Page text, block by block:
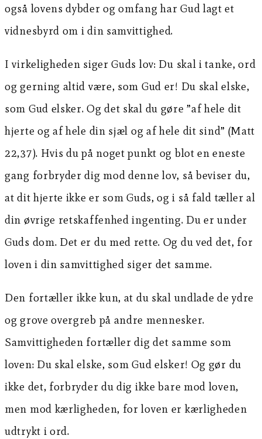
også lovens dybder og omfang har Gud lagt et
vidnesbyrd om i din samvittighed.
I virkeligheden siger Guds lov: Du skal i tanke, ord
og gerning altid være, som Gud er! Du skal elske,
som Gud elsker. Og det skal du gøre ”af hele dit
hjerte og af hele din sjæl og af hele dit sind” (Matt
22,37). Hvis du på noget punkt og blot en eneste
gang forbryder dig mod denne lov, så beviser du,
at dit hjerte ikke er som Guds, og i så fald tæller al
din øvrige retskaffenhed ingenting. Du er under
Guds dom. Det er du med rette. Og du ved det, for
loven i din samvittighed siger det samme.
Den fortæller ikke kun, at du skal undlade de ydre
og grove overgreb på andre mennesker.
Samvittigheden fortæller dig det samme som
loven: Du skal elske, som Gud elsker! Og gør du
ikke det, forbryder du dig ikke bare mod loven,
men mod kærligheden, for loven er kærligheden
udtrykt i ord.